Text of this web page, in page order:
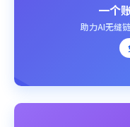
一个
助力AI无缝